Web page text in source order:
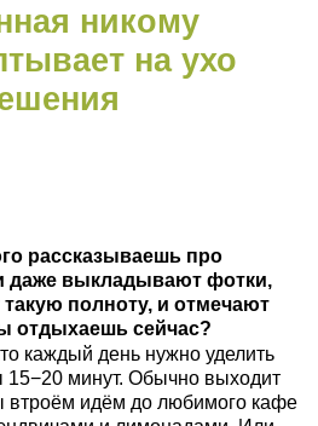
никому
на ухо
рассказываешь про
даже выкладывают фотки,
полноту, и отмечают
отдыхаешь сейчас?
каждый день нужно уделить
15−20 минут. Обычно выходит
идём до любимого кафе